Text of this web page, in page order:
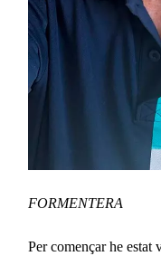
FORMENTERA
Per començar he estat